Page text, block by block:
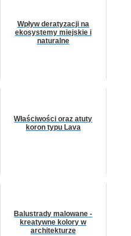
Wpływ deratyzacji na
ekosystemy miejskie i
naturalne
Właściwości oraz atuty
koron typu Lava
Balustrady malowane -
kreatywne kolory w
architekturze